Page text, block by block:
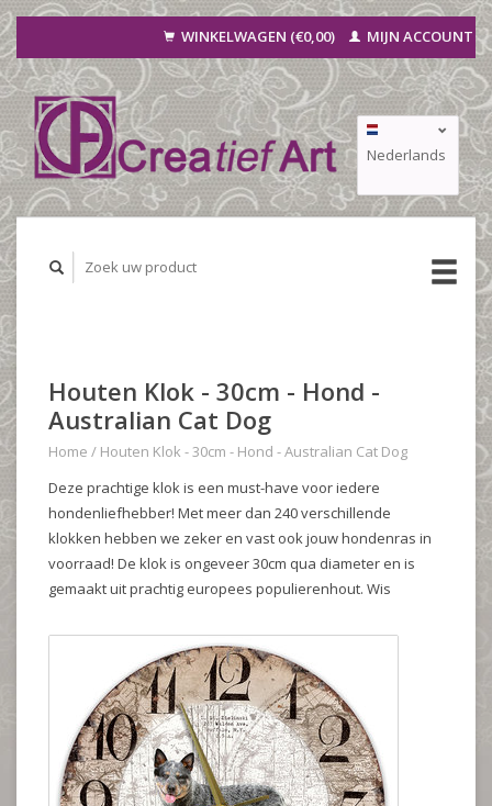
WINKELWAGEN (€0,00) MIJN ACCOUNT
Nederlands
Deutsch
Houten Klok - 30cm - Hond -
Australian Cat Dog
Home / Houten Klok - 30cm - Hond - Australian Cat Dog
Deze prachtige klok is een must-have voor iedere
hondenliefhebber! Met meer dan 240 verschillende
klokken hebben we zeker en vast ook jouw hondenras in
voorraad! De klok is ongeveer 30cm qua diameter en is
gemaakt uit prachtig europees populierenhout. Wis